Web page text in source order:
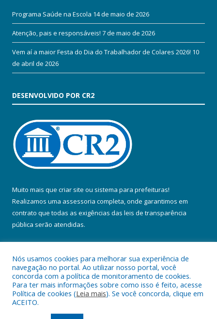
Programa Saúde na Escola 14 de maio de 2026
Atenção, pais e responsáveis! 7 de maio de 2026
Vem aí a maior Festa do Dia do Trabalhador de Colares 2026! 10
de abril de 2026
DESENVOLVIDO POR CR2
Muito mais que criar site ou sistema para prefeituras!
Realizamos uma assessoria completa, onde garantimos em
contrato que todas as exigências das leis de transparência
pública serão atendidas.
Todos os direitos reservados a Prefeitura Municipal de Colares.
Nós usamos cookies para melhorar sua experiência de
navegação no portal. Ao utilizar nosso portal, você
concorda com a política de monitoramento de cookies.
Para ter mais informações sobre como isso é feito, acesse
Política de cookies (Leia mais). Se você concorda, clique em
ACEITO.